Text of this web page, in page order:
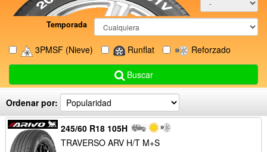
Temporada
3PMSF (Nieve) Runflat Reforzado
Buscar
Ordenar por:
245/60 R18 105H
TRAVERSO ARV H/T M+S